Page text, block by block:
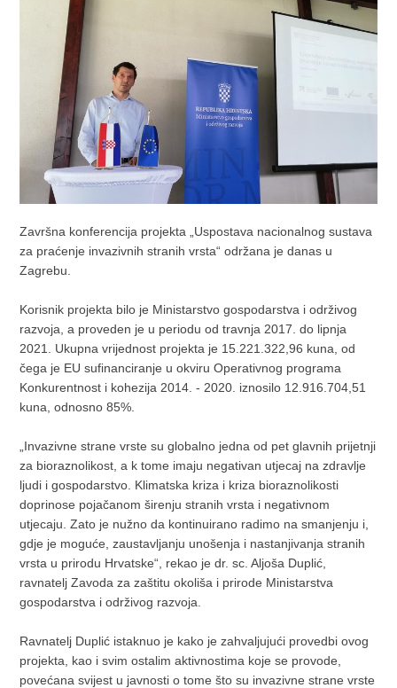
Završna konferencija projekta „Uspostava nacionalnog sustava
za praćenje invazivnih stranih vrsta“ održana je danas u
Zagrebu.
Korisnik projekta bilo je Ministarstvo gospodarstva i održivog
razvoja, a proveden je u periodu od travnja 2017. do lipnja
2021. Ukupna vrijednost projekta je 15.221.322,96 kuna, od
čega je EU sufinanciranje u okviru Operativnog programa
Konkurentnost i kohezija 2014. - 2020. iznosilo 12.916.704,51
kuna, odnosno 85%.
„Invazivne strane vrste su globalno jedna od pet glavnih prijetnji
za bioraznolikost, a k tome imaju negativan utjecaj na zdravlje
ljudi i gospodarstvo. Klimatska kriza i kriza bioraznolikosti
doprinose pojačanom širenju stranih vrsta i negativnom
utjecaju. Zato je nužno da kontinuirano radimo na smanjenju i,
gdje je moguće, zaustavljanju unošenja i nastanjivanja stranih
vrsta u prirodu Hrvatske“, rekao je dr. sc. Aljoša Duplić,
ravnatelj Zavoda za zaštitu okoliša i prirode Ministarstva
gospodarstva i održivog razvoja.
Ravnatelj Duplić istaknuo je kako je zahvaljujući provedbi ovog
projekta, kao i svim ostalim aktivnostima koje se provode,
povećana svijest u javnosti o tome što su invazivne strane vrste